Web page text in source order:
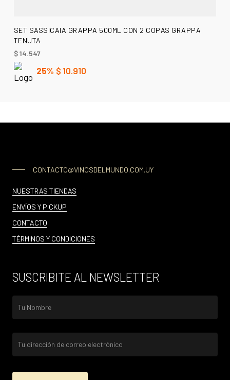
LEER MÁS
SET SASSICAIA GRAPPA 500ML CON 2 COPAS GRAPPA
TENUTA
$14.547
25% $ 10.910
CONTACTO@VINOSDELMUNDO.COM.UY
NUESTRAS TIENDAS
ENVÍOS Y PICKUP
CONTACTO
TÉRMINOS Y CONDICIONES
SUSCRIBITE AL NEWSLETTER